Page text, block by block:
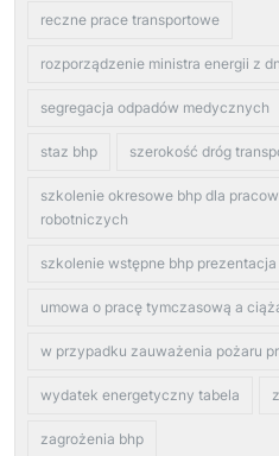
reczne prace transportowe
rozporządzenie ministra energii z
segregacja odpadów medycznych
staz bhp szerokość dróg
szkolenie okresowe bhp dla
robotniczych
szkolenie wstępne bhp
umowa o pracę tymczasową a
w przypadku zauważenia pożaru
wydatek energetyczny tabela
zagrożenia bhp